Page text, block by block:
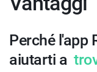
Perché l'app
aiutarti a